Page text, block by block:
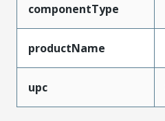
componentType
productName
upc